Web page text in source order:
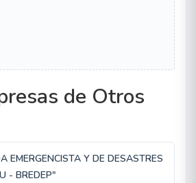
de Otros
EMERGENCISTA Y DE DESASTRES
- BREDEP"